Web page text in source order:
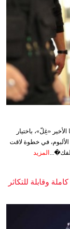
«غِلّ»، باختيار
في خطوة لاقت
المزيد
وقابلة للتكاثر